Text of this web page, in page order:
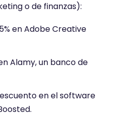
o de finanzas):
en Adobe Creative
Alamy, un banco de
en el software